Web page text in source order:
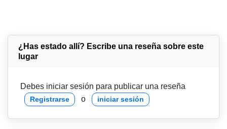
¿Has estado allí? Escribe una reseña sobre este
lugar
Debes iniciar sesión para publicar una reseña
Registrarse o iniciar sesión